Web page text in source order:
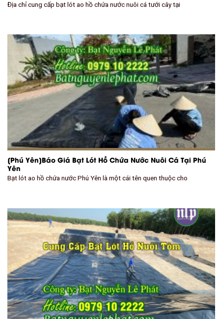
Địa chỉ cung cấp bạt lót ao hồ chứa nước nuôi cá tưới cây tại
[Phú Yên]Báo Giá Bạt Lót Hồ Chứa Nước Nuôi Cá Tại Phú
Yên
Bạt lót ao hồ chứa nước Phú Yên là một cái tên quen thuộc cho